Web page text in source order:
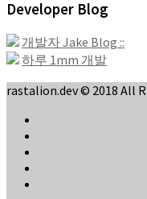
Developer Blog
개발자 Jake Blog ::
하루 1mm 개발
rastalion.dev © 2018 All